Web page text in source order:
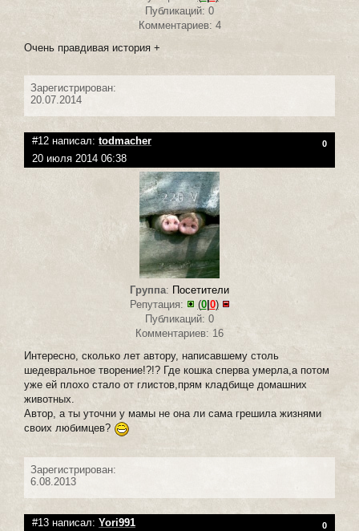
Публикаций: 0
Комментариев: 4
Очень правдивая история +
Зарегистрирован:
20.07.2014
#12 написал: todmacher 0
20 июля 2014 06:38
Группа: Посетители
Репутация:
(0| 0)
Публикаций: 0
Комментариев: 16
Интересно, сколько лет автору, написавшему столь
шедевральное творение!?!? Где кошка сперва умерла,а потом
уже ей плохо стало от глистов,прям кладбище домашних
животных.
Автор, а ты уточни у мамы не она ли сама грешила жизнями
своих любимцев?
Зарегистрирован:
6.08.2013
#13 написал: Yori991 0